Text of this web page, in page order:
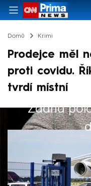
Domů Krimi
Prodejce měl
proti covidu.
tvrdí místní
Žádná
Výběr redakce